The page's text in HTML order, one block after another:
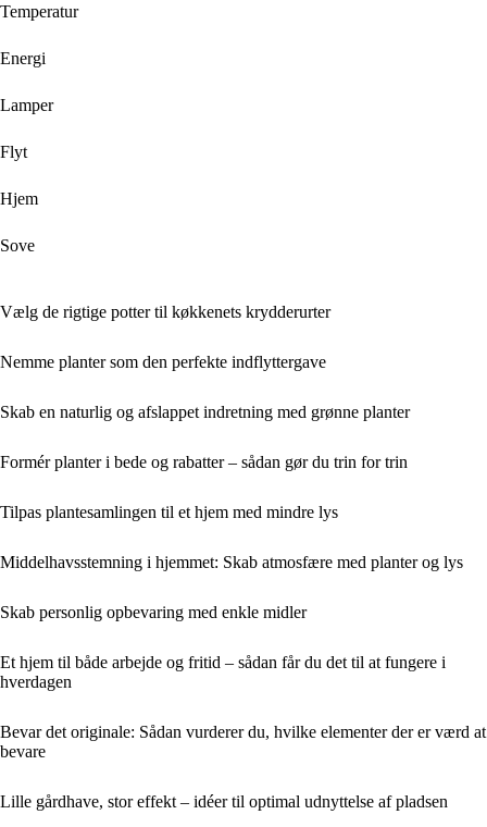
Temperatur
Energi
Lamper
Flyt
Hjem
Sove
Vælg de rigtige potter til køkkenets krydderurter
Nemme planter som den perfekte indflyttergave
Skab en naturlig og afslappet indretning med grønne planter
Formér planter i bede og rabatter – sådan gør du trin for trin
Tilpas plantesamlingen til et hjem med mindre lys
Middelhavsstemning i hjemmet: Skab atmosfære med planter og lys
Skab personlig opbevaring med enkle midler
Et hjem til både arbejde og fritid – sådan får du det til at fungere i
hverdagen
Bevar det originale: Sådan vurderer du, hvilke elementer der er værd at
bevare
Lille gårdhave, stor effekt – idéer til optimal udnyttelse af pladsen